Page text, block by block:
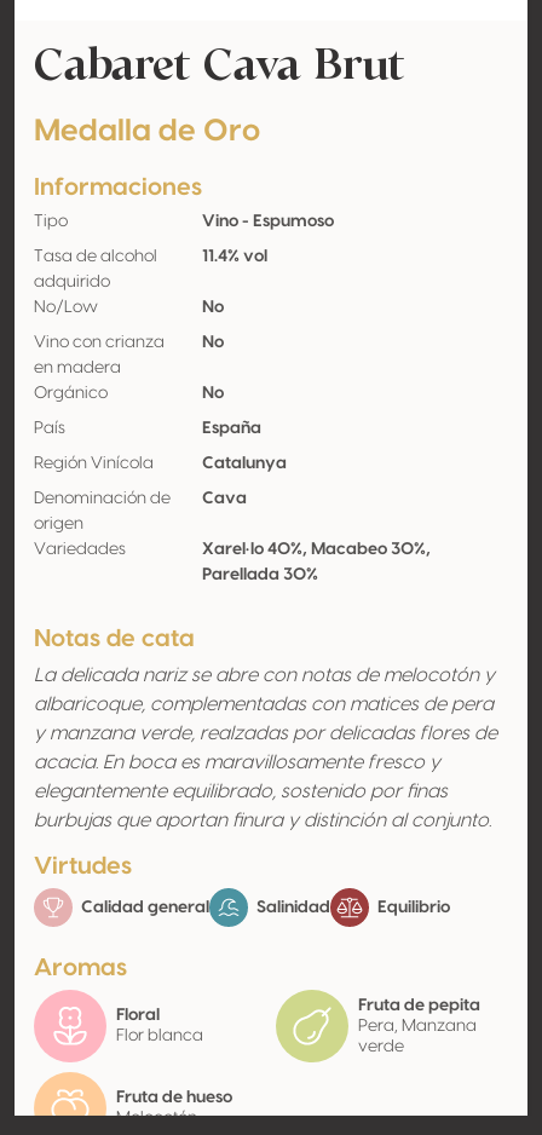
Cabaret Cava Brut
Medalla de Oro
Informaciones
Tipo Vino - Espumoso
Tasa de alcohol
adquirido
11.4% vol
No/Low No
Vino con crianza
en madera
No
Orgánico No
País España
Región Vinícola Catalunya
Denominación de
origen
Cava
Variedades
Xarel·lo 40%, Macabeo 30%,
Parellada 30%
Notas de cata
La delicada nariz se abre con notas de melocotón y
albaricoque, complementadas con matices de pera
y manzana verde, realzadas por delicadas flores de
acacia. En boca es maravillosamente fresco y
elegantemente equilibrado, sostenido por finas
burbujas que aportan finura y distinción al conjunto.
Virtudes
Calidad general Salinidad Equilibrio
Aromas
Floral
Flor blanca
Fruta de pepita
Pera, Manzana
verde
Fruta de hueso
Melocotón